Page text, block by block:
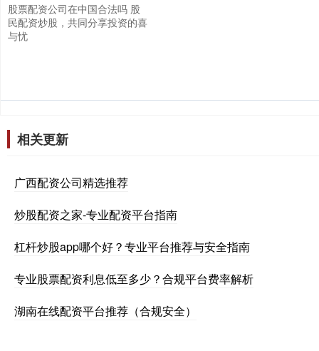
股票配资公司在中国合法吗 股
民配资炒股，共同分享投资的喜
与忧
相关更新
广西配资公司精选推荐
炒股配资之家-专业配资平台指南
杠杆炒股app哪个好？专业平台推荐与安全指南
专业股票配资利息低至多少？合规平台费率解析
湖南在线配资平台推荐（合规安全）